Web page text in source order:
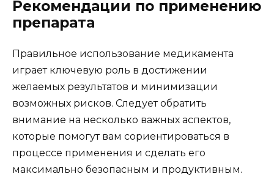
Рекомендации по применению
препарата
Правильное использование медикамента
играет ключевую роль в достижении
желаемых результатов и минимизации
возможных рисков. Следует обратить
внимание на несколько важных аспектов,
которые помогут вам сориентироваться в
процессе применения и сделать его
максимально безопасным и продуктивным.